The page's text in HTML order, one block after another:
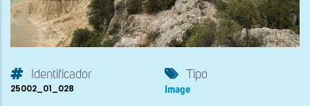
Identificador
25002_01_028
Tipo
Image